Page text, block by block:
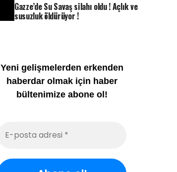
Gazze’de Su Savaş silahı oldu ! Açlık ve
susuzluk öldürüyor !
Yeni gelişmelerden erkenden
haberdar olmak için haber
bültenimize abone ol!